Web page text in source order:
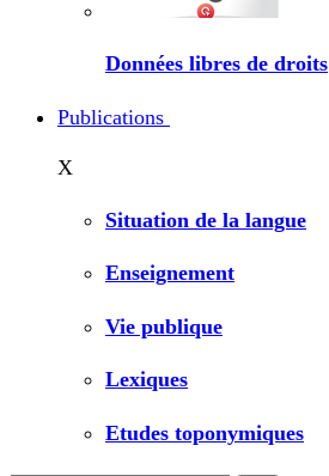
Données libres de droits
Publications
X
Situation de la langue
Enseignement
Vie publique
Lexiques
Etudes toponymiques